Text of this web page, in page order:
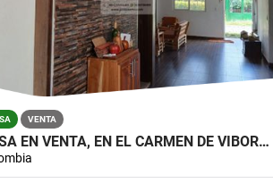
VENTA
CASA EN VENTA, EN EL CARMEN DE VIBORAL